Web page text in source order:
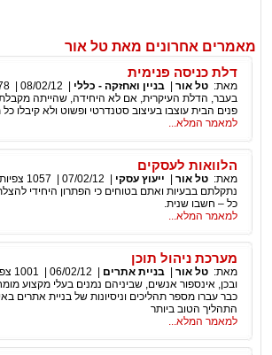
מאמרים אחרונים מאת טל אור
דלת כניסה פנימית
מאת: טל אור בניין ואחזקה - כללי 08/02/12
בעבר, הדלת העיקרית, אם לא היחידה, שהייתה
פנים הבית עוצבו בעיצוב סטנדרטי ופשוט ולא קיבלו
למאמר המלא...
הלוואות לעסקים
מאת: טל אור ייעוץ עסקי 07/02/12
1057 צפיות
נתקלתם בבעיות ואתם בטוחים כי הפתרון היחידי
כל – חשבו שנית.
למאמר המלא...
מערכת ניהול תוכן
מאת: טל אור בניית אתרים 06/02/12
1001
ובכן, אינספור אנשים, שביניהם נמנים בעלי מקצוע
כבר עברו מספר תהליכים וניסיונות של בניית אתרים
התהליך הטוב ביותר
למאמר המלא...